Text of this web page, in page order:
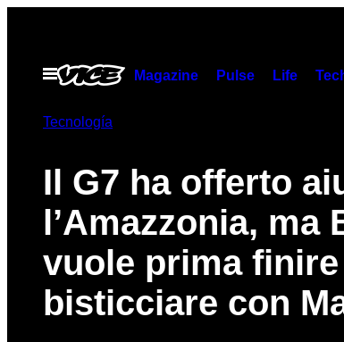
contenuto
Apri
Magazine Pulse Life
Tecnología
Il G7 ha offerto
l’Amazzonia, ma
vuole prima
bisticciare con